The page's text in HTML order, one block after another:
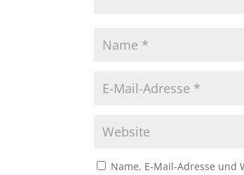
Name, E-Mail-Adresse